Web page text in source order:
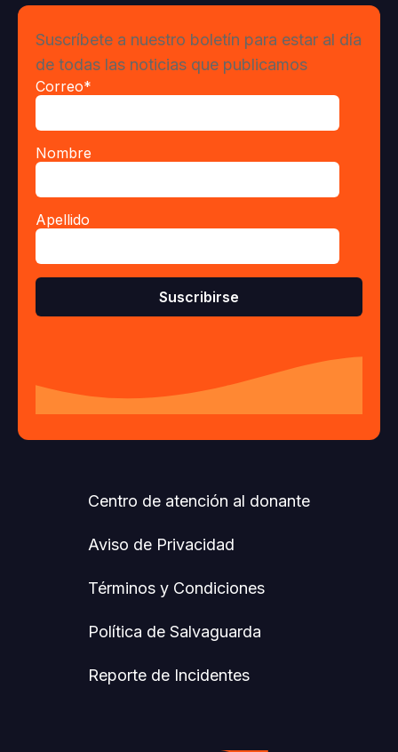
Centro de atención al donante
Aviso de Privacidad
Términos y Condiciones
Política de Salvaguarda
Reporte de Incidentes
Suscríbete a nuestro boletín para estar al día
de todas las noticias que publicamos
Correo*
Nombre
Apellido